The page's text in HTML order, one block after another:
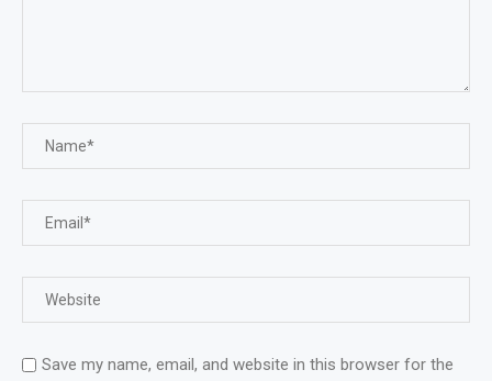
Save my name, email, and website in this browser for the